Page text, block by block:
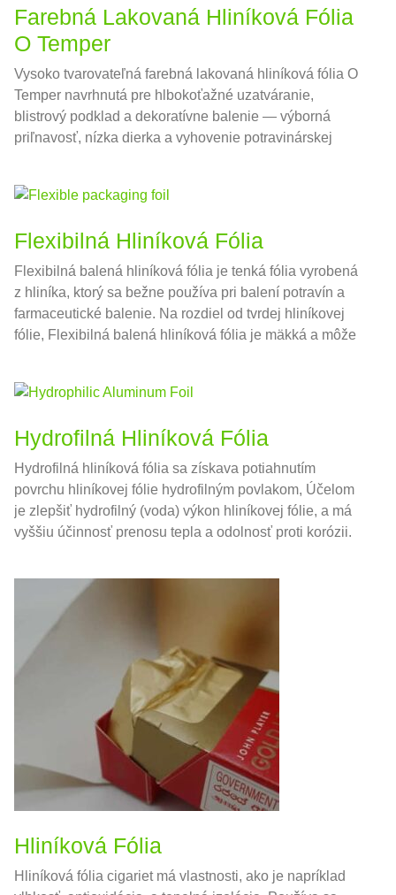
Farebná Lakovaná Hliníková Fólia
O Temper
Vysoko tvarovateľná farebná lakovaná hliníková fólia O
Temper navrhnutá pre hlbokoťažné uzatváranie,
blistrový podklad a dekoratívne balenie — výborná
priľnavosť, nízka dierka a vyhovenie potravinárskej
Flexibilná Hliníková Fólia
Flexibilná balená hliníková fólia je tenká fólia vyrobená
z hliníka, ktorý sa bežne používa pri balení potravín a
farmaceutické balenie. Na rozdiel od tvrdej hliníkovej
fólie, Flexibilná balená hliníková fólia je mäkká a môže
Hydrofilná Hliníková Fólia
Hydrofilná hliníková fólia sa získava potiahnutím
povrchu hliníkovej fólie hydrofilným povlakom, Účelom
je zlepšiť hydrofilný (voda) výkon hliníkovej fólie, a má
vyššiu účinnosť prenosu tepla a odolnosť proti korózii.
Hliníková Fólia
Hliníková fólia cigariet má vlastnosti, ako je napríklad